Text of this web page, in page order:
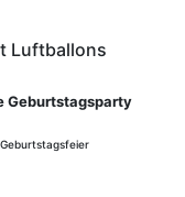
Luftballons
Geburtstagsparty